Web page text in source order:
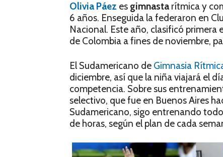
Olivia Páez es gimnasta rítmica y
6 años. Enseguida la federaron en
Nacional. Este año, clasificó primera
de Colombia a fines de noviembre,
El Sudamericano de Gimnasia
diciembre, así que la niña viajará el
competencia. Sobre sus
selectivo, que fue en Buenos Aires
Sudamericano, sigo entrenando
de horas, según el plan de cada